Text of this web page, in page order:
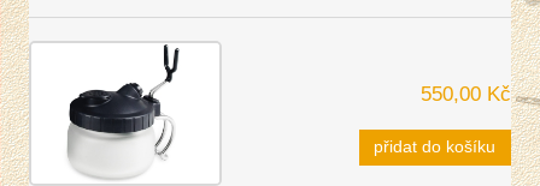
550,00 Kč
přidat do košíku